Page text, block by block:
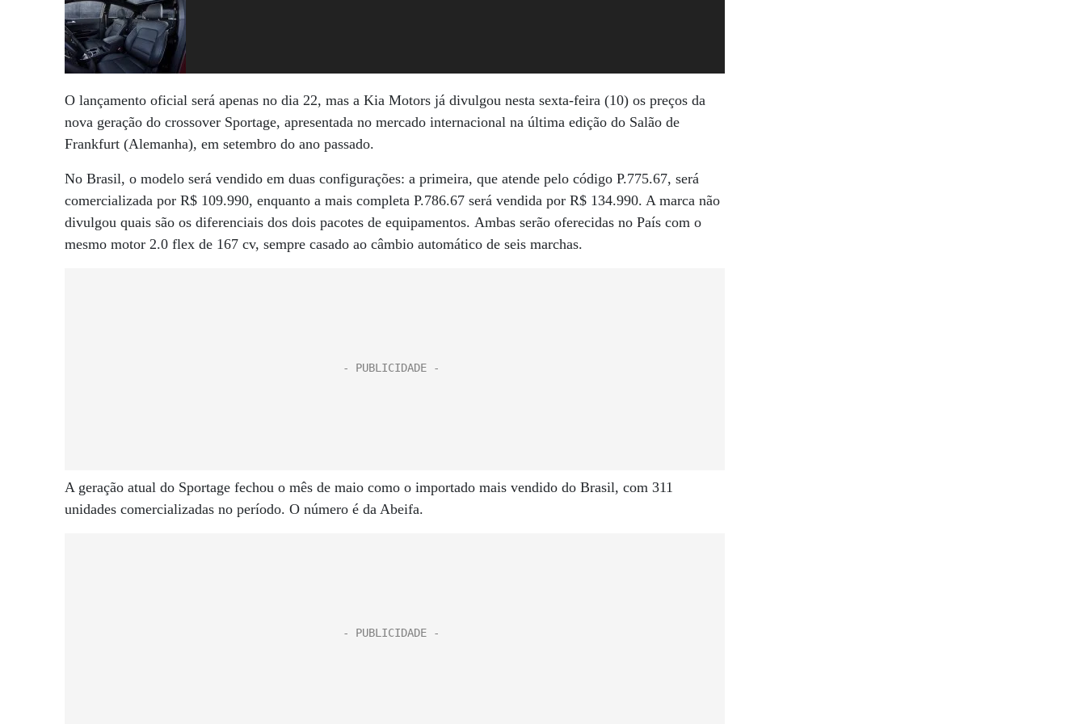
O lançamento oficial será apenas no dia 22, mas a Kia Motors já divulgou nesta sexta-feira (10) os preços da
nova geração do crossover Sportage, apresentada no mercado internacional na última edição do Salão de
Frankfurt (Alemanha), em setembro do ano passado.
No Brasil, o modelo será vendido em duas configurações: a primeira, que atende pelo código P.775.67, será
comercializada por R$ 109.990, enquanto a mais completa P.786.67 será vendida por R$ 134.990. A marca não
divulgou quais são os diferenciais dos dois pacotes de equipamentos. Ambas serão oferecidas no País com o
mesmo motor 2.0 flex de 167 cv, sempre casado ao câmbio automático de seis marchas.
A geração atual do Sportage fechou o mês de maio como o importado mais vendido do Brasil, com 311
unidades comercializadas no período. O número é da Abeifa.